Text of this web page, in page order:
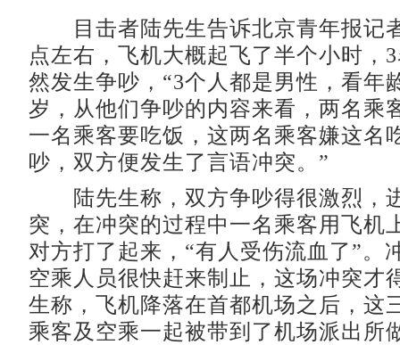
目击者陆先生告诉北京青年报记
点左右，飞机大概起飞了半个小时，
然发生争吵，“3个人都是男性，看年
岁，从他们争吵的内容来看，两名乘
一名乘客要吃饭，这两名乘客嫌这名
吵，双方便发生了言语冲突。”
陆先生称，双方争吵得很激烈，
突，在冲突的过程中一名乘客用飞机
对方打了起来，“有人受伤流血了”。
空乘人员很快赶来制止，这场冲突才
生称，飞机降落在首都机场之后，这
乘客及空乘一起被带到了机场派出所